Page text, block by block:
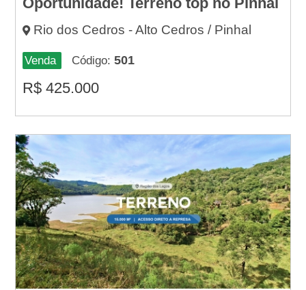
Rio dos Cedros - Alto Cedros / Pinhal
Venda Código: 501
R$ 425.000